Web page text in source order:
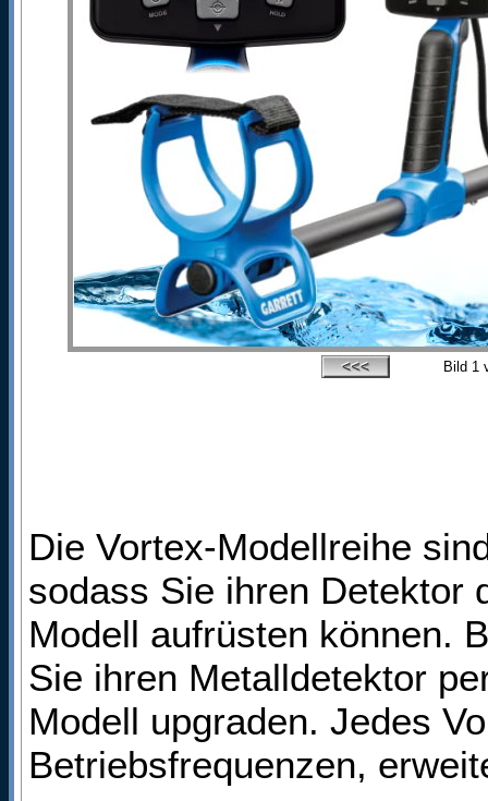
Bild 1
Die Vortex-Modellreihe
sodass Sie ihren Detektor
Modell aufrüsten können.
Sie ihren Metalldetektor
Modell upgraden. Jedes
Betriebsfrequenzen,